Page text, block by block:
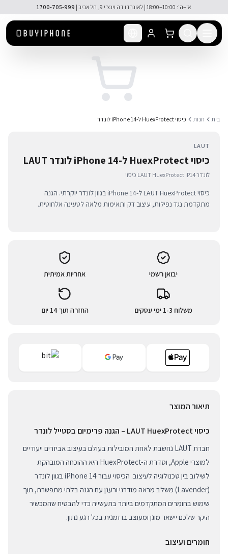
דלג לתוכן הראשי
א׳–ה׳: 10:00–18:00 | לאונרדו דה וינצ׳י 9, תל אביב | 1700-705-999
בית חנות כיסוי HuexProtect ל-iPhone 14 לונדר
LAUT
כיסוי HuexProtect ל-iPhone 14 לונדר LAUT
כיסוי LAUT HuexProtect IP14 לונדר
כיסוי LAUT HuexProtect ל-iPhone 14 בגוון לונדר יוקרתי. הגנה
מתקדמת נגד נפילות, עיצוב דק ותאימות מלאה לטעינה אלחוטית.
יבואן רשמי אחריות אמיתית
משלוח 1-3 ימי עסקים החזרה תוך 14 יום
תיאור המוצר
כיסוי LAUT HuexProtect – הגנה פרימיום בסטייל לונדר
חברת LAUT נחשבת לאחת המובילות בעולם בעיצוב אביזרים ייעודיים
למוצרי Apple, וסדרת ה-HuexProtect היא ההוכחה המובהקת
לשילוב בין טכנולוגיה לעיצוב. הכיסוי עבור iPhone 14 בגוון לונדר
(Lavender) משלב מראה מודרני ורענן עם הגנה בלתי מתפשרת, תוך
שימוש בחומרים המתקדמים ביותר בתעשייה כדי להבטיח שהמכשיר
היקר שלכם יישאר מוגן ומעוצב בו זמנית בכל רגע נתון.
חומרים ועיצוב